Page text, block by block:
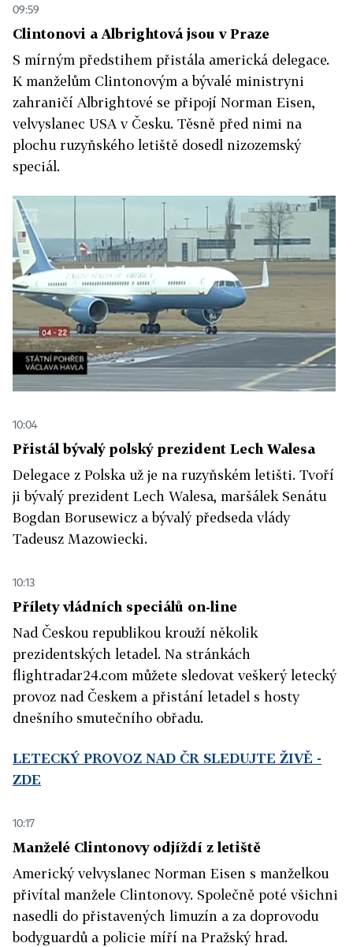
09:59
Clintonovi a Albrightová jsou v Praze
S mírným předstihem přistála americká delegace.
K manželům Clintonovým a bývalé ministryni
zahraničí Albrightové se připojí Norman Eisen,
velvyslanec USA v Česku. Těsně před nimi na
plochu ruzyňského letiště dosedl nizozemský
speciál.
10:04
Přistál bývalý polský prezident Lech Walesa
Delegace z Polska už je na ruzyňském letišti. Tvoří
jibývalý prezident Lech Walesa, maršálek Senátu
Bogdan Borusewicz a bývalý předseda vlády
Tadeusz Mazowiecki.
10:13
Přílety vládních speciálů on-line
Nad Českou republikou krouží několik
prezidentských letadel. Na stránkách
flightradar24.com můžete sledovat veškerý letecký
provoz nad Českem a přistání letadel s hosty
dnešního smutečního obřadu.
LETECKÝ PROVOZ NAD ČR SLEDUJTE ŽIVĚ -
ZDE
10:17
Manželé Clintonovy odjíždí z letiště
Americký velvyslanec Norman Eisen s manželkou
přivítal manžele Clintonovy. Společně poté všichni
nasedli do přistavených limuzín a za doprovodu
bodyguardů a policie míří na Pražský hrad.